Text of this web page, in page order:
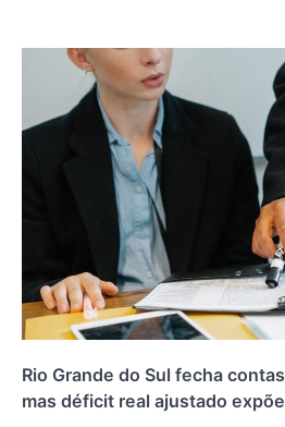
Rio Grande do Sul fecha
mas déficit real ajustado